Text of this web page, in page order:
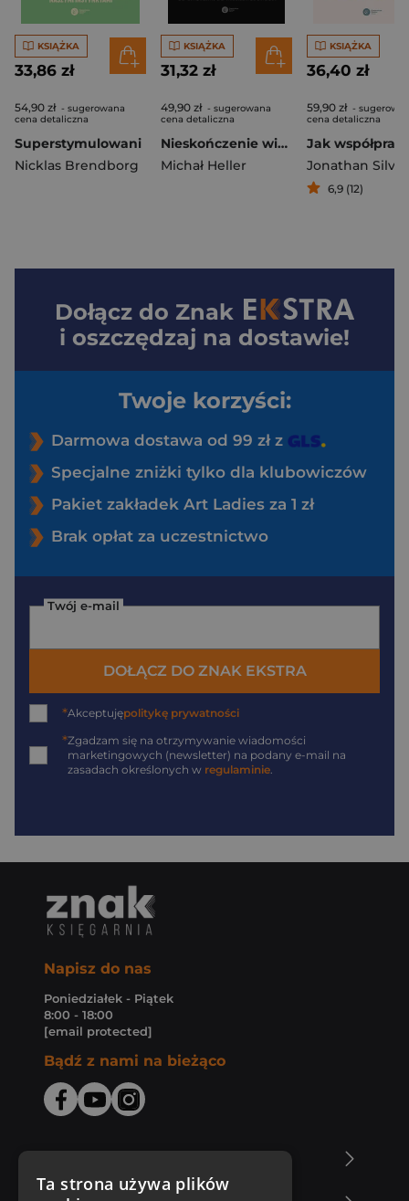
KSIĄŻKA
33,86 zł
54,90 zł - sugerowana
cena detaliczna
Superstymulowani
Nicklas Brendborg
KSIĄŻKA
31,32 zł
49,90 zł - sugerowana
cena detaliczna
Nieskończenie wiele wszechświatów
Michał Heller
KSIĄŻKA
36,40 zł
59,90 zł -
cena detaliczna
6,9 (12)
Dołącz do Znak
i oszczędzaj na dostawie!
Twoje korzyści:
Darmowa dostawa od 99 zł z
Specjalne zniżki tylko dla klubowiczów
Pakiet zakładek Art Ladies za 1 zł
Brak opłat za uczestnictwo
Twój e-mail
DOŁĄCZ DO ZNAK EKSTRA
*Akceptujępolitykę prywatności
*Zgadzam się na otrzymywanie wiadomości
marketingowych (newsletter) na podany e-mail na
zasadach określonych w regulaminie.
Napisz do nas
Poniedziałek - Piątek
8:00 - 18:00
[email protected]
Bądź z nami na bieżąco
Ta strona używa plików